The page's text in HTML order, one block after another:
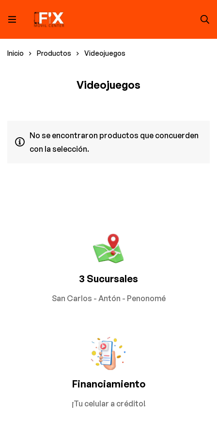
Inicio Productos Videojuegos
Videojuegos
No se encontraron productos que concuerden
con la selección.
3 Sucursales
San Carlos - Antón - Penonomé
Financiamiento
¡Tu celular a crédito!